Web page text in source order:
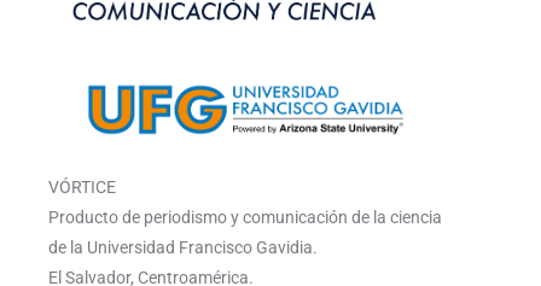
VÓRTICE
Producto de periodismo y comunicación de la ciencia
de la Universidad Francisco Gavidia.
El Salvador, Centroamérica.